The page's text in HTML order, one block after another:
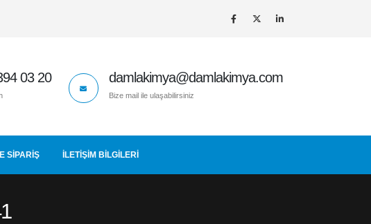
03 20 damlakimya@damlakimya.com
Bize mail ile ulaşabilirsiniz
SIPARIŞ İLETIŞIM BİLGİLERİ